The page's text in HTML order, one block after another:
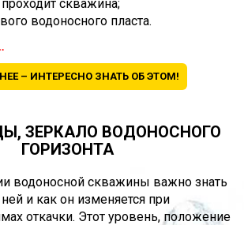
скважина;
водоносного пласта.
– ИНТЕРЕСНО ЗНАТЬ ОБ ЭТОМ!
ЗЕРКАЛО ВОДОНОСНОГО
ГОРИЗОНТА
водоносной скважины важно знать
и как он изменяется при
откачки. Этот уровень, положение